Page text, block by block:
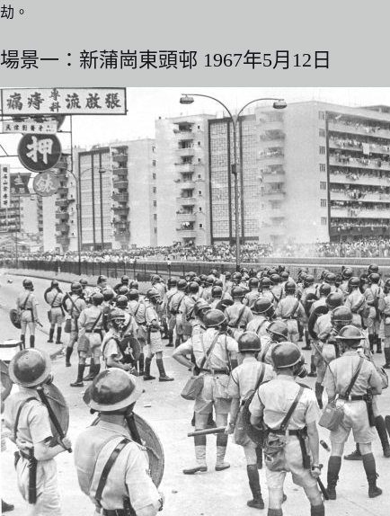
劫。
場景一：新蒲崗東頭邨 1967年5月12日